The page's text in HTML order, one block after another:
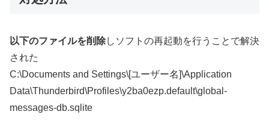
以下のファイルを削除しソフトの再起動を行うことで解決
された
C:\Documents and Settings\[ユーザー名]\Application
Data\Thunderbird\Profiles\y2ba0ezp.default\global-
messages-db.sqlite